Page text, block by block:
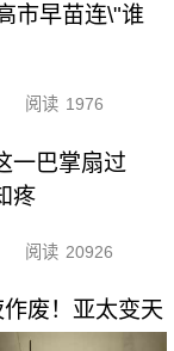
市早苗连\"谁
阅读 1976
一巴掌扇过
疼
阅读 20926
废！亚太变天